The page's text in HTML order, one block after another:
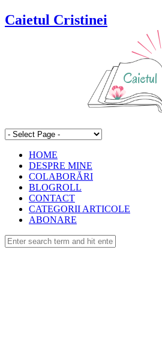
Caietul Cristinei
HOME
DESPRE MINE
COLABORĂRI
BLOGROLL
CONTACT
CATEGORII ARTICOLE
ABONARE